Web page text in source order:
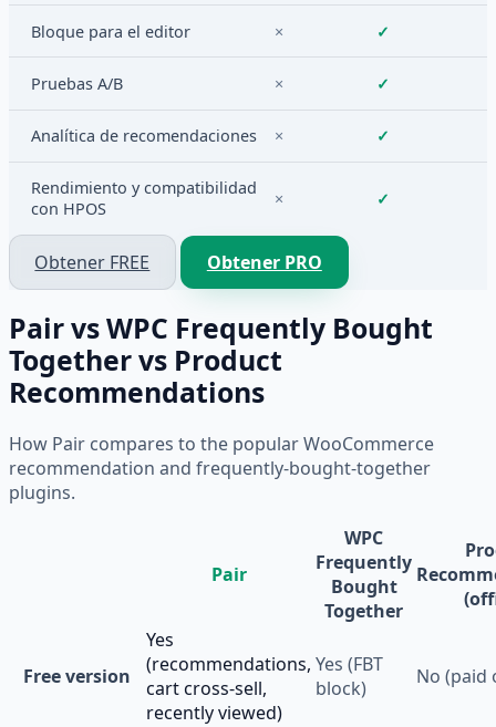
Bloque para el editor × ✓
Pruebas A/B × ✓
Analítica de recomendaciones × ✓
Rendimiento y compatibilidad
con HPOS
× ✓
Obtener FREE Obtener PRO
Pair vs WPC Frequently Bought
Together vs Product
Recommendations
How Pair compares to the popular WooCommerce
recommendation and frequently-bought-together
plugins.
Pair
WPC
Frequently
Bought
Together
Free version
Yes
(recommendations,
cart cross-sell,
recently viewed)
Yes (FBT
block)
No (paid